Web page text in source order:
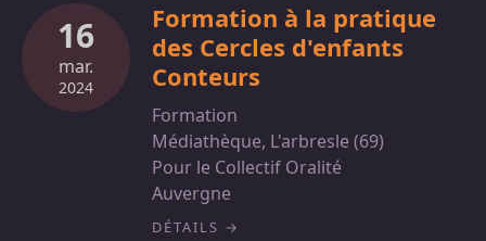
16
mar.
2024
Formation à la pratique
des Cercles d'enfants
Conteurs
Formation
Médiathèque, L'arbresle (69)
Pour le Collectif Oralité
Auvergne
DÉTAILS